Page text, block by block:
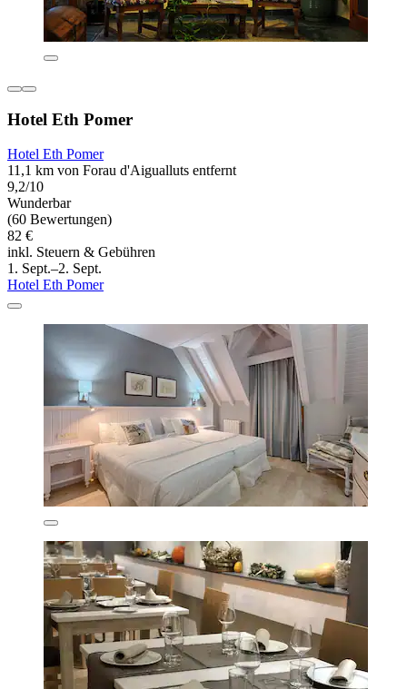
Hotel Eth Pomer
Hotel Eth Pomer
11,1 km von Forau d'Aigualluts entfernt
9,2/10
Wunderbar
(60 Bewertungen)
82 €
inkl. Steuern & Gebühren
1. Sept.–2. Sept.
Hotel Eth Pomer